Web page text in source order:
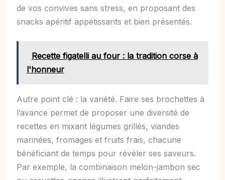
de vos convives sans stress, en proposant des
snacks apéritif appétissants et bien présentés.
Recette figatelli au four : la tradition corse à
l'honneur
Autre point clé : la variété. Faire ses brochettes à
l’avance permet de proposer une diversité de
recettes en mixant légumes grillés, viandes
marinées, fromages et fruits frais, chacune
bénéficiant de temps pour révéler ses saveurs.
Par exemple, la combinaison melon-jambon sec